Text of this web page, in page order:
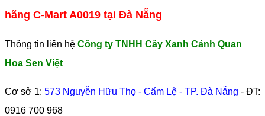
hãng C-Mart A0019 tại Đà Nẵng
Thông tin liên hệ Công ty TNHH Cây Xanh Cảnh Quan
Hoa Sen Việt
Cơ sở 1: 573 Nguyễn Hữu Thọ - Cẩm Lệ - TP. Đà Nẵng - ĐT:
0916 700 968